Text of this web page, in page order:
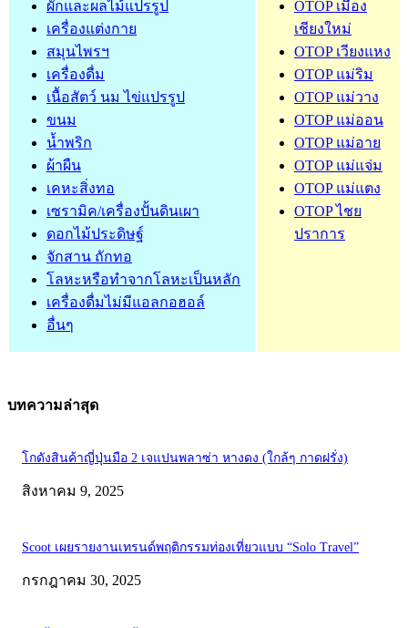
OTOP เมือง
เชียงใหม่
OTOP เวียงแหง
OTOP แม่ริม
OTOP แม่วาง
OTOP แม่ออน
OTOP แม่อาย
OTOP แม่แจ่ม
OTOP แม่แตง
OTOP ไชย
ปราการ
ผักและผลไม้แปรรูป
เครื่องแต่งกาย
สมุนไพรฯ
เครื่องดื่ม
เนื้อสัตว์ นม ไข่แปรรูป
ขนม
น้ำพริก
ผ้าผืน
เคหะสิ่งทอ
เซรามิค/เครื่องปั้นดินเผา
ดอกไม้ประดิษฐ์
จักสาน ถักทอ
โลหะหรือทำจากโลหะเป็นหลัก
เครื่องดื่มไม่มีแอลกอฮอล์
อื่นๆ
บทความล่าสุด
โกดังสินค้าญี่ปุ่นมือ 2 เจแปนพลาซ่า หางดง (ใกล้ๆ กาดฝรั่ง)
สิงหาคม 9, 2025
Scoot เผยรายงานเทรนด์พฤติกรรมท่องเที่ยวแบบ “Solo Travel”
กรกฎาคม 30, 2025